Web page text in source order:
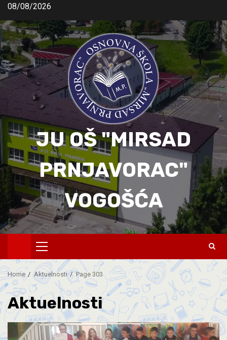
08/08/2026
JU OŠ "MIRSAD
PRNJAVORAC"
VOGOŠĆA
Home Aktuelnosti Page 303
Aktuelnosti